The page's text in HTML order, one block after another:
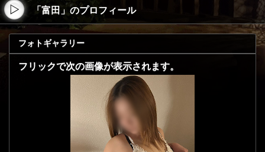
「富田」のプロフィール
フォトギャラリー
フリックで次の画像が表示されます。